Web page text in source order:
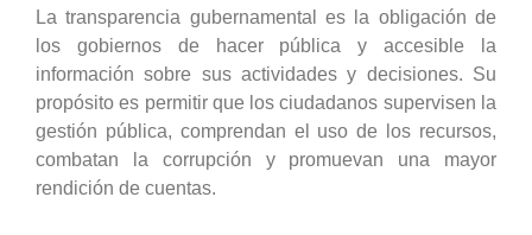
La transparencia gubernamental es la obligación de
los gobiernos de hacer pública y accesible la
información sobre sus actividades y decisiones. Su
propósito es permitir que los ciudadanos supervisen la
gestión pública, comprendan el uso de los recursos,
combatan la corrupción y promuevan una mayor
rendición de cuentas.